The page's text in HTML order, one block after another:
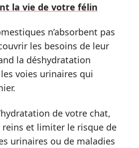
la vie de votre félin
n’absorbent pas
les besoins de leur
la déshydratation
voies urinaires qui
de votre chat,
reins et limiter le risque de
urinaires ou de maladies